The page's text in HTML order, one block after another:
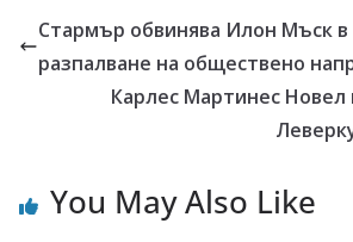
Стармър обвинява Илон Мъск в
разпалване на обществено
Карлес Мартинес
You May Also Like